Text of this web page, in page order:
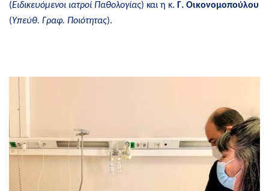
(Ειδικευόμενοι ιατροί Παθολογίας) και η κ. Γ. Οικονομοπούλου
(Υπεύθ. Γραφ. Ποιότητας).